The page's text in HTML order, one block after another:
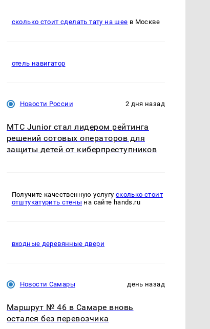
сколько стоит сделать тату на шее в Москве
отель навигатор
Новости России 2 дня назад
МТС Junior стал лидером рейтинга
решений сотовых операторов для
защиты детей от киберпреступников
Получите качественную услугу сколько стоит
отштукатурить стены на сайте hands.ru
входные деревянные двери
Новости Самары день назад
Маршрут № 46 в Самаре вновь
остался без перевозчика